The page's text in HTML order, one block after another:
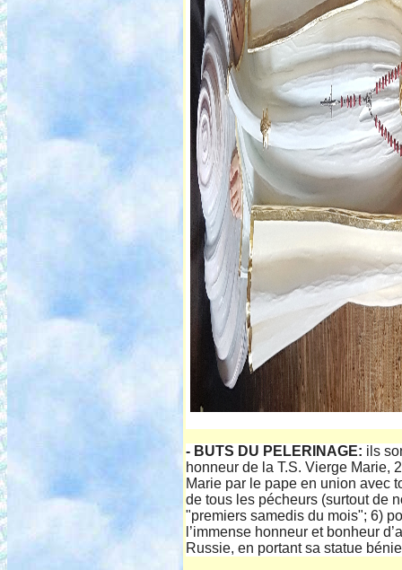
- BUTS DU PELERINAGE: ils
honneur de la T.S. Vierge Marie,
Marie par le pape en union avec
de tous les pécheurs (surtout de
"premiers samedis du mois"; 6)
l’immense honneur et bonheur
Russie, en portant sa statue